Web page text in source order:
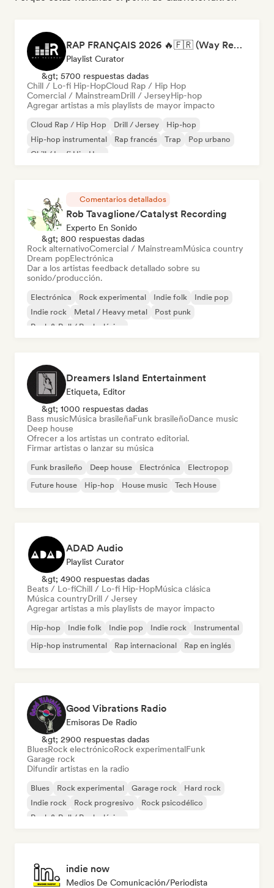
RAP FRANÇAIS 2026 🔥🇫🇷 (Way Records)
Playlist Curator
&gt; 5700 respuestas dadas
Chill / Lo-fi Hip-HopCloud Rap / Hip Hop
Comercial / MainstreamDrill / JerseyHip-hop
Agregar artistas a mis playlists de mayor impacto
Cloud Rap / Hip Hop Drill / Jersey
Hip-hop
Hip-hop instrumental
Rap francés Trap
Pop urbano
Chill / Lo-fi Hip-Hop
Comentarios detallados
Rob Tavaglione/Catalyst Recording
Experto En Sonido
&gt; 800 respuestas dadas
Rock alternativoComercial / MainstreamMúsica country
Dream popElectrónica
Dar a los artistas feedback detallado sobre su
sonido/producción.
Electrónica Rock experimental Indie folk
Indie pop
Indie rock
Metal / Heavy metal
Post punk
Rock & Roll / Rock clásico
Dreamers Island Entertainment
Etiqueta, Editor
&gt; 1000 respuestas dadas
Bass musicMúsica brasileñaFunk brasileñoDance music
Deep house
Ofrecer a los artistas un contrato editorial.
Firmar artistas o lanzar su música
Funk brasileño Deep house Electrónica
Electropop
Future house
Hip-hop House music Tech House
ADAD Audio
Playlist Curator
&gt; 4900 respuestas dadas
Beats / Lo-fiChill / Lo-fi Hip-HopMúsica clásica
Música countryDrill / Jersey
Agregar artistas a mis playlists de mayor impacto
Hip-hop Indie folk Indie pop Indie rock
Instrumental
Hip-hop instrumental
Rap internacional Rap en inglés
Good Vibrations Radio
Emisoras De Radio
&gt; 2900 respuestas dadas
BluesRock electrónicoRock experimentalFunk
Garage rock
Difundir artistas en la radio
Blues Rock experimental Garage rock
Hard rock
Indie rock
Rock progresivo
Rock psicodélico
Rock & Roll / Rock clásico
indie now
Medios De Comunicación/Periodista